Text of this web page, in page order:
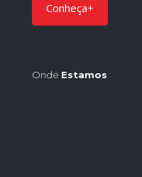
Conheça+
Onde Estamos